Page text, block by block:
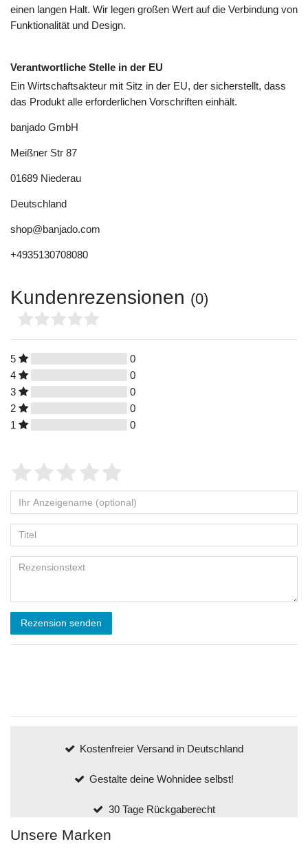
einen langen Halt. Wir legen großen Wert auf die Verbindung von
Funktionalität und Design.
Verantwortliche Stelle in der EU
Ein Wirtschaftsakteur mit Sitz in der EU, der sicherstellt, dass
das Produkt alle erforderlichen Vorschriften einhält.
banjado GmbH
Meißner Str 87
01689 Niederau
Deutschland
shop@banjado.com
+4935130708080
Kundenrezensionen (0)
5
0
4
0
3
0
2
0
1
0
Rezension senden
Kostenfreier Versand in Deutschland
Gestalte deine Wohnidee selbst!
30 Tage Rückgaberecht
Unsere Marken